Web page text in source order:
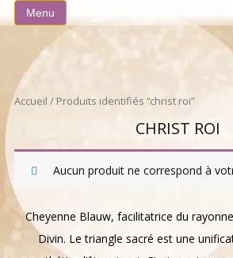
Menu
Aller
au
contenu
Accueil / Produits identifiés “christ roi”
CHRIST ROI
Aucun produit ne correspond à
Cheyenne Blauw, facilitatrice du
Divin. Le triangle sacré est une